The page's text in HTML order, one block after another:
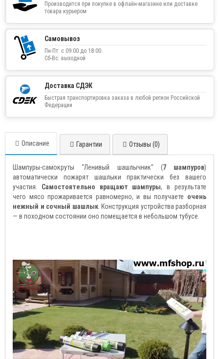
Производится при покупке в офлайн-магазине или доставке
товара курьером
Самовывоз
Пн-Пт: с 09:00 до 18:00
Сб-Вс: выходной
Доставка СДЭК
Быстрая транспортировка заказа в любой регион Российской
Федерации
Описание Гарантии Отзывы (0)
Шампуры-самокруты "Ленивый шашлычник" (7 шампуров)
автоматически пожарят шашлыки практически без вашего
участия. Самостоятельно вращают шампуры, в результате
чего мясо прожаривается равномерно, и вы получаете очень
нежный и сочный шашлык. Конструкция устройства разборная
— в походном состоянии оно помещается в небольшом тубусе.